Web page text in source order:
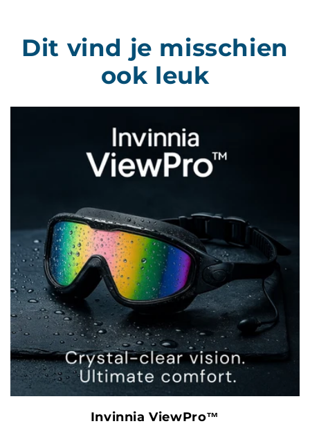
Dit vind je misschien
ook leuk
Invinnia ViewPro™